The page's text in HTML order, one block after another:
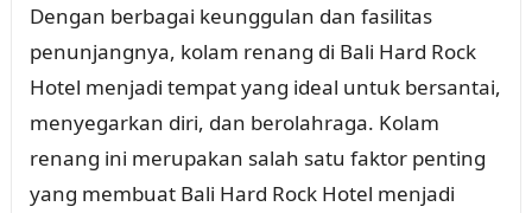
Dengan berbagai keunggulan dan fasilitas
penunjangnya, kolam renang di Bali Hard Rock
Hotel menjadi tempat yang ideal untuk bersantai,
menyegarkan diri, dan berolahraga. Kolam
renang ini merupakan salah satu faktor penting
yang membuat Bali Hard Rock Hotel menjadi